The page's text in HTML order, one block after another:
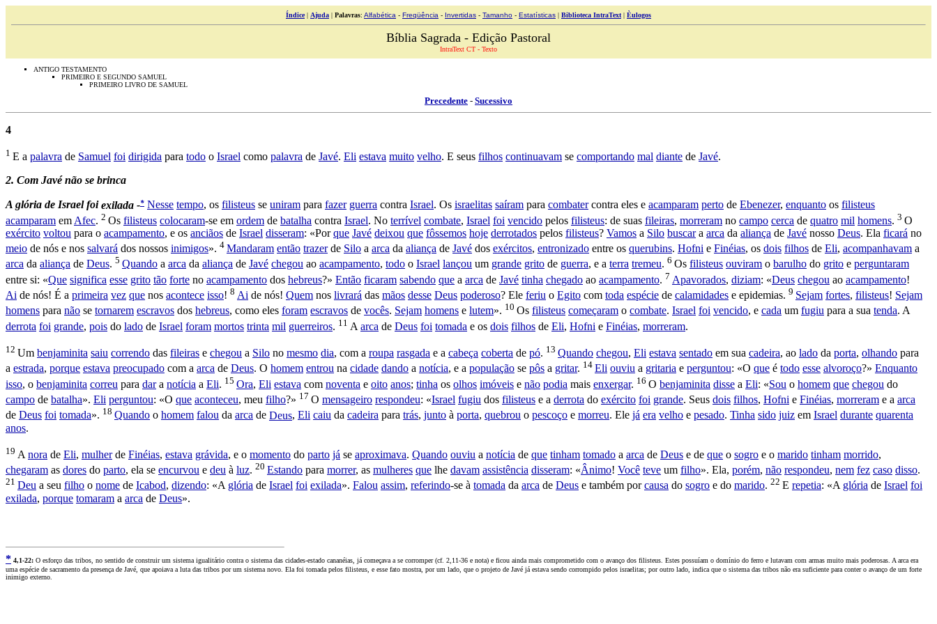
Índice| Ajuda | Palavras: Alfabética - Freqüência - Invertidas - Tamanho - Estatísticas | Biblioteca IntraText | Èulogos
Bíblia Sagrada - Edição Pastoral
IntraText CT - Texto
ANTIGO TESTAMENTO
PRIMEIRO E SEGUNDO SAMUEL
PRIMEIRO LIVRO DE SAMUEL
Precedente - Sucessivo
4
1 E a palavra de Samuel foi dirigida para todo o Israel como palavra de Javé. Eli estava muito velho. E seus filhos continuavam se comportando mal diante de Javé.
2. Com Javé não se brinca
A glória de Israel foi exilada -* Nesse tempo, os filisteus se uniram para fazer guerra contra Israel. Os israelitas saíram para combatercontra eles e acamparam perto de Ebenezer, enquanto os filisteus
acamparam em Afec. 2 Os filisteus colocaram-se em ordem de batalha contra Israel. No terrível combate, Israel foi vencido pelos filisteus: de suas fileiras, morreram no campo cerca de quatro mil homens. 3 O
exército voltou para o acampamento, e os anciãos de Israel disseram: «Porque Javé deixou que fôssemos hoje derrotados pelos filisteus? Vamos a Silo buscara arca da aliança de Javé nosso Deus. Ela ficará no
meio de nós e nos salvará dos nossos inimigos». 4 Mandaram então trazerde Silo a arca da aliança de Javé dos exércitos, entronizado entre os querubins. Hofni e Finéias, os dois filhos de Eli, acompanhavam a
arca da aliança de Deus. 5 Quando a arca da aliança de Javé chegou ao acampamento, todo o Israel lançou um grande grito de guerra, e a terra tremeu. 6 Os filisteus ouviram o barulho do grito e perguntaram
entre si: «Que significa esse grito tão forte no acampamento dos hebreus?» Então ficaram sabendo que a arca de Javé tinha chegado ao acampamento. 7 Apavorados, diziam: «Deus chegou ao acampamento!
Ai de nós! É a primeira vez que nos acontece isso! 8 Ai de nós! Quem nos livrará das mãos desse Deus poderoso? Ele feriu o Egito com toda espécie de calamidades e epidemias. 9 Sejam fortes, filisteus! Sejam
homens para não se tornarem escravos dos hebreus, como eles foram escravos de vocês. Sejam homens e lutem». 10 Os filisteus começaram o combate. Israel foi vencido, e cada um fugiu para a sua tenda. A
derrota foi grande, pois do lado de Israel foram mortos trinta mil guerreiros. 11 A arca de Deus foi tomada e os dois filhos de Eli, Hofni e Finéias, morreram.
12 Um benjaminita saiu correndo das fileiras e chegou a Silo no mesmo dia, com a roupa rasgada e a cabeça coberta de pó. 13 Quando chegou, Eli estava sentado em sua cadeira, ao lado da porta, olhando para
a estrada, porque estava preocupado com a arca de Deus. O homem entrou na cidade dando a notícia, e a população se pôs a gritar. 14 Eli ouviu a gritaria e perguntou: «O que é todo esse alvoroço?» Enquanto
isso, o benjaminita correu para dara notícia a Eli. 15 Ora, Eli estava com noventa e oito anos; tinha os olhos imóveis e não podia mais enxergar. 16 O benjaminita disse a Eli: «Sou o homem que chegou do
campo de batalha». Eli perguntou: «O que aconteceu, meu filho?» 17 O mensageiro respondeu: «Israel fugiu dos filisteus e a derrota do exército foi grande. Seus dois filhos, Hofni e Finéias, morreram e a arca
de Deus foi tomada». 18 Quando o homem falou da arca de Deus, Eli caiu da cadeira para trás, junto à porta, quebrou o pescoço e morreu. Ele já era velho e pesado. Tinha sido juiz em Israel durante quarenta
anos.
19 A nora de Eli, mulherde Finéias, estava grávida, e o momento do parto já se aproximava. Quando ouviu a notícia de que tinham tomado a arca de Deus e de que o sogro e o marido tinham morrido,
chegaram as dores do parto, ela se encurvou e deu à luz. 20 Estando para morrer, as mulheres que lhe davam assistência disseram: «Ânimo! Você teve um filho». Ela, porém, não respondeu, nem fez caso disso.
21 Deu a seu filho o nome de Icabod, dizendo: «A glória de Israel foi exilada». Falou assim, referindo-se à tomada da arca de Deus e também porcausa do sogro e do marido. 22 E repetia: «A glória de Israel foi
exilada, porque tomaram a arca de Deus».
* 4,1-22: O esforço das tribos, no sentido de construir um sistema igualitário contra o sistema das cidades-estado cananéias, já começava a se corromper (cf. 2,11-36 e nota) e ficou ainda mais comprometido com o avanço dos filisteus. Estes possuíam o domínio do ferro e lutavam com armas muito mais poderosas. A arca era
uma espécie de sacramento da presença de Javé, que apoiava a luta das tribos por um sistema novo. Ela foi tomada pelos filisteus, e esse fato mostra, por um lado, que o projeto de Javé já estava sendo corrompido pelos israelitas; por outro lado, indica que o sistema das tribos não era suficiente para conter o avanço de um forte
inimigo externo.